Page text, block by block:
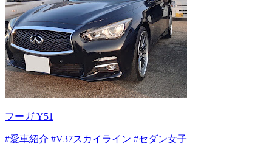
フーガ Y51
#愛車紹介 #V37スカイライン #セダン女子